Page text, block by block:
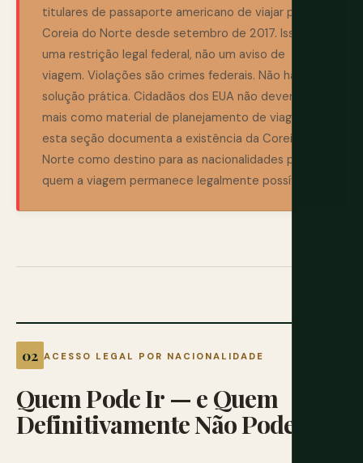
titulares de passaporte americano de viajar para a
Coreia do Norte desde setembro de 2017. Isso é
uma restrição legal federal, não um aviso de
viagem. Violações são crimes federais. Não há
solução prática. Cidadãos dos EUA não devem ler
mais como material de planejamento de viagem —
esta seção documenta a existência da Coreia do
Norte como destino para as nacionalidades para
quem a viagem permanece legalmente possível.
ACESSO LEGAL POR NACIONALIDADE
QuemPodeIr—eQuem
DefinitivamenteNãoPode